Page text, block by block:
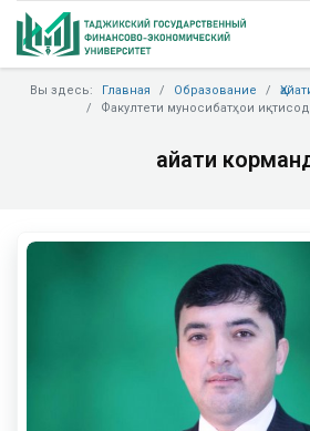
Вы здесь: Главная Образование
Факултети муносибатҳои
Ҳайати